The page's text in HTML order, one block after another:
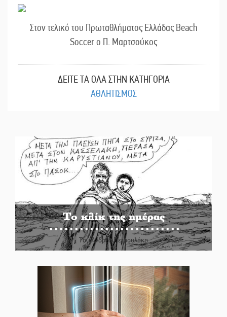
Στον τελικό του Πρωταθλήματος Ελλάδας Beach
Soccer ο Π. Μαρτσούκος
ΔΕΙΤΕ ΤΑ ΟΛΑ ΣΤΗΝ ΚΑΤΗΓΟΡΙΑ
ΑΘΛΗΤΙΣΜΟΣ
Το κλίκ της ημέρας
Του Ανδρέα Πετρουλάκη